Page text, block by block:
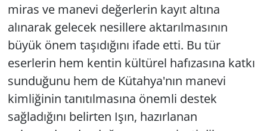
miras ve manevi değerlerin kayıt altına
alınarak gelecek nesillere aktarılmasının
büyük önem taşıdığını ifade etti. Bu tür
eserlerin hem kentin kültürel hafızasına katkı
sunduğunu hem de Kütahya'nın manevi
kimliğinin tanıtılmasına önemli destek
sağladığını belirten Işın, hazırlanan